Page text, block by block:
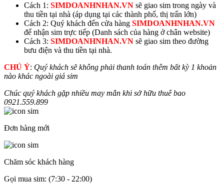
Cách 1: SIMDOANHNHAN.VN sẽ giao sim trong ngày và
thu tiền tại nhà (áp dụng tại các thành phố, thị trấn lớn)
Cách 2: Quý khách đến cửa hàng SIMDOANHNHAN.VN
để nhận sim trực tiếp (Danh sách của hàng ở chân website)
Cách 3: SIMDOANHNHAN.VN sẽ giao sim theo đường
bưu điện và thu tiền tại nhà.
CHÚ Ý: Quý khách sẽ không phải thanh toán thêm bất kỳ 1 khoản
nào khác ngoài giá sim
Chúc quý khách gặp nhiều may mắn khi sở hữu thuê bao
0921.559.899
Đơn hàng mới
Chăm sóc khách hàng
Gọi mua sim: (7:30 - 22:00)